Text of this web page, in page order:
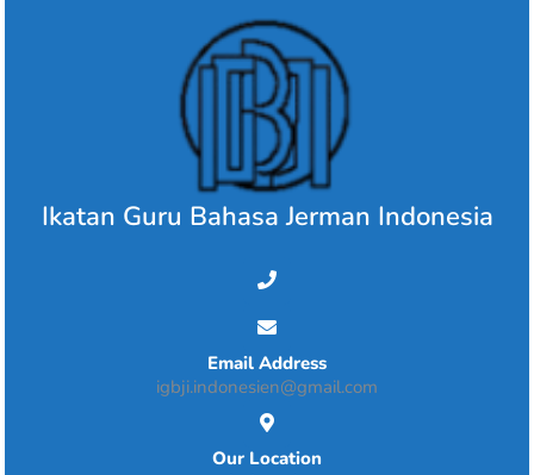
Ikatan Guru Bahasa Jerman Indonesia
Email Address
igbji.indonesien@gmail.com
Our Location